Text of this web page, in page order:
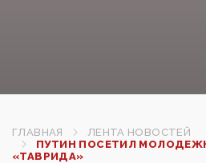
ГЛАВНАЯ
ЛЕНТА НОВОСТЕЙ
ПУТИН ПОСЕТИЛ
«ТАВРИДА»‍